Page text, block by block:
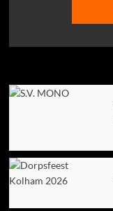
Agenda